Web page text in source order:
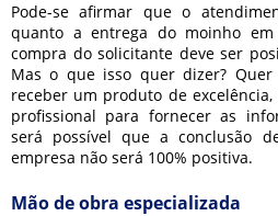
Pode-se afirmar que o
quanto a entrega do moinho
compra do solicitante deve ser
Mas o que isso quer dizer?
receber um produto de
profissional para fornecer as
será possível que a conclusão
empresa não será 100% positiva.
Mão de obra especializada